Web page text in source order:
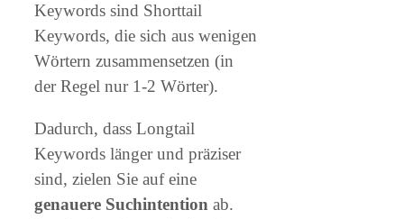
Keywords sind Shorttail
Keywords, die sich aus wenigen
Wörtern zusammensetzen (in
der Regel nur 1-2 Wörter).
Dadurch, dass Longtail
Keywords länger und präziser
sind, zielen Sie auf eine
genauere Suchintention ab.